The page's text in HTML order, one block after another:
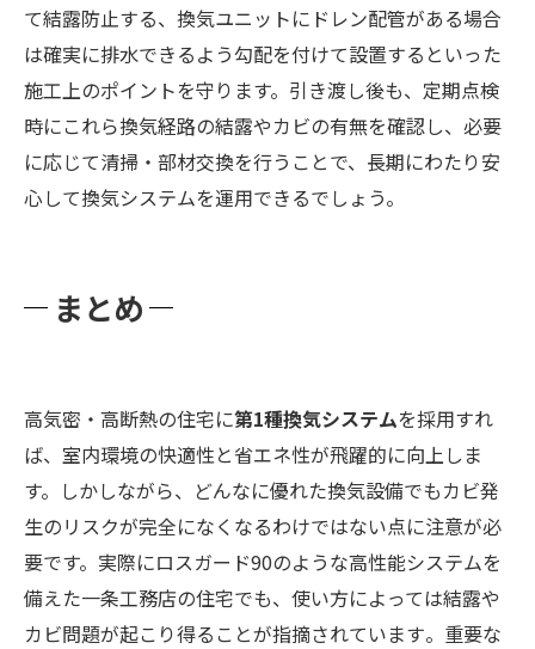
て結露防止する、換気ユニットにドレン配管がある場合
は確実に排水できるよう勾配を付けて設置するといった
施工上のポイントを守ります。引き渡し後も、定期点検
時にこれら換気経路の結露やカビの有無を確認し、必要
に応じて清掃・部材交換を行うことで、長期にわたり安
心して換気システムを運用できるでしょう。
まとめ
高気密・高断熱の住宅に第1種換気システムを採用すれ
ば、室内環境の快適性と省エネ性が飛躍的に向上しま
す。しかしながら、どんなに優れた換気設備でもカビ発
生のリスクが完全になくなるわけではない点に注意が必
要です。実際にロスガード90のような高性能システムを
備えた一条工務店の住宅でも、使い方によっては結露や
カビ問題が起こり得ることが指摘されています​。重要な